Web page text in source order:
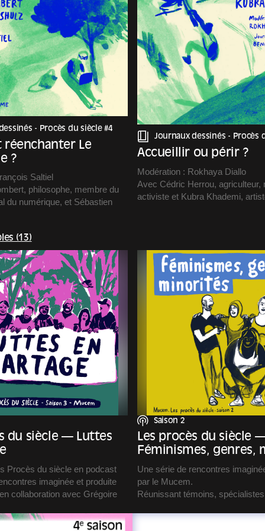
- Procès du siècle #4
réenchanter Le
?
Saltiel
philosophe, membre du
du numérique, et Sébastien
numériques et open data au
envahi nos vies. Pour le
le pire.
des écrans, big data,
objets connectés,
: alors que les progrès
numériques bouleversent
secteurs, ils nous invitent
saisir de ces opportunités.
logiciels libres, viralité
solidaires… les
savent aussi créer des
et de sobriété.
Journaux dessinés - Procès
Accueillir ou périr ?
Modération : Rokhaya Diallo
Avec Cédric Herrou, agriculteur,
activiste et Kubra Khademi,
Depuis 2015, l’arrivée massive
Europe a profondément
d’asile de l’Union européenne et
nombreuses réactions, tant des
citoyens, allant du rejet et de
élans nouveaux de solidarité,
Alors qu’en Europe le principe
remis en cause, comment le
pratiquer à nouveau ? Comment
conditions et les contextes de
(13)
du siècle — Luttes
Procès du siècle en podcast
imaginée et produite
collaboration avec Grégoire
et réalisé par Copie
Saison 2
Les procès du siècle
Féminismes, genres,
Une série de rencontres
par le Mucem.
Réunissant témoins,
espace d’échanges citoyens.